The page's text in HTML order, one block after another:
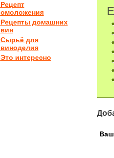
Рецепт
омоложения
Рецепты домашних
вин
Сырьё для
виноделия
Это интересно